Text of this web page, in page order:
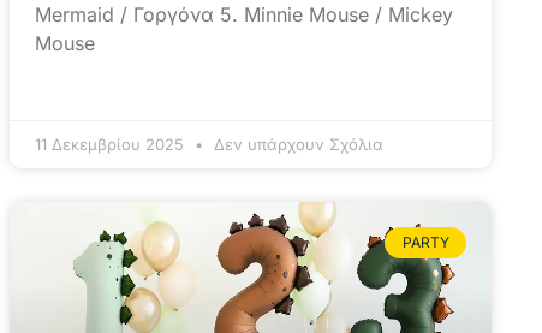
Mermaid / Γοργόνα 5. Minnie Mouse / Mickey
Mouse
11 Δεκεμβρίου 2025 Δεν υπάρχουν Σχόλια
PARTY